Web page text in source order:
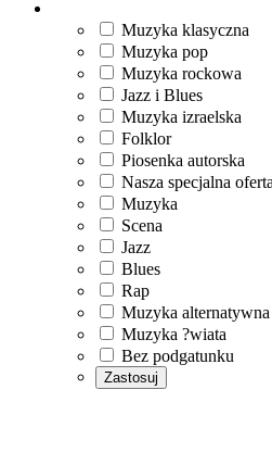
Muzyka klasyczna
Muzyka pop
Muzyka rockowa
Jazz i Blues
Muzyka izraelska
Folklor
Piosenka autorska
Nasza specjalna oferta
Muzyka
Scena
Jazz
Blues
Rap
Muzyka alternatywna
Muzyka ?wiata
Bez podgatunku
Zastosuj